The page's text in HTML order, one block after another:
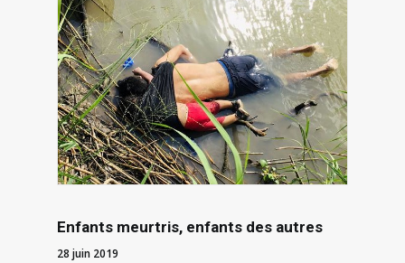
Enfants meurtris, enfants des autres
28 juin 2019